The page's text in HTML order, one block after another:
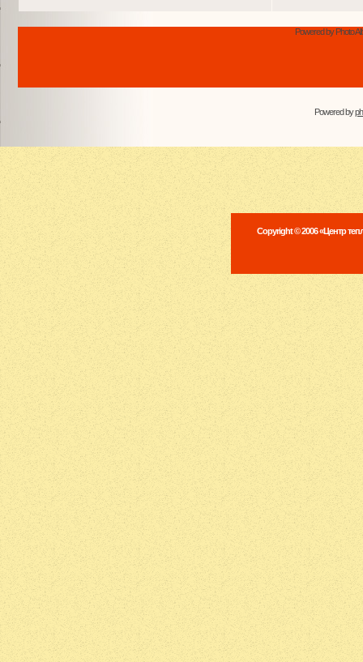
Powered by Photo
Powered by
Copyright © 2006 «Центр